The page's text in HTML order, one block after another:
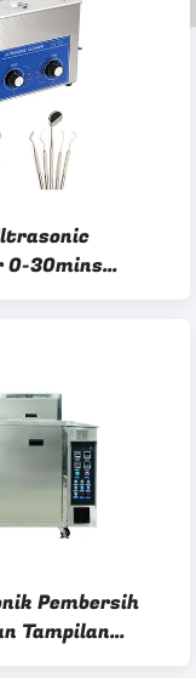
0-30mins
Cleaner
Pembersih
Tampilan
4.5kW